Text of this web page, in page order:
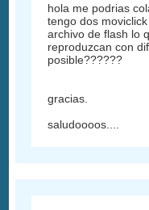
hola me podrias
tengo dos
archivo de flash lo
reproduzcan con
posible??????
gracias.
saludoooos....